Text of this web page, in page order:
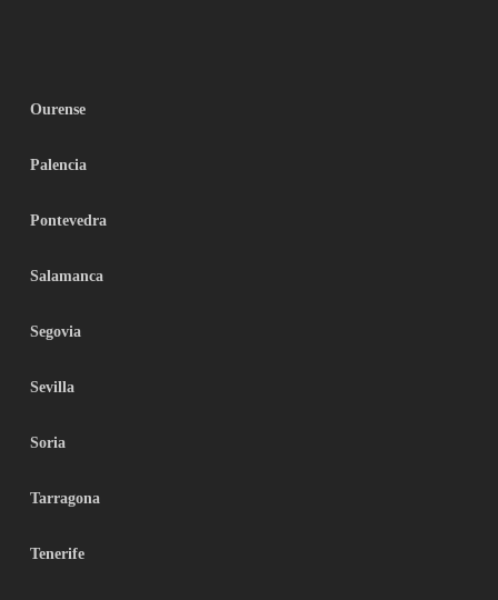
Ourense
Palencia
Pontevedra
Salamanca
Segovia
Sevilla
Soria
Tarragona
Tenerife